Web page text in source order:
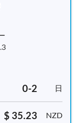
0-2 日
$ 35.23
NZD